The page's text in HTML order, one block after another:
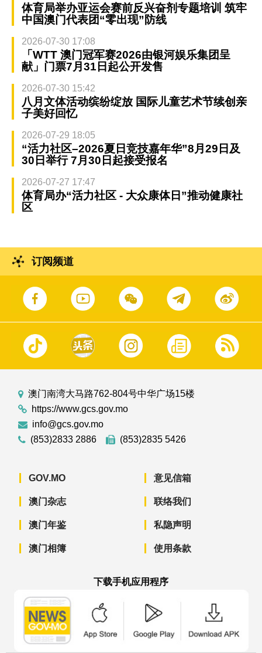
体育局举办亚运会赛前反兴奋剂专题培训 筑牢
中国澳门代表团“零出现”防线
2026-07-30 17:08
「WTT 澳门冠军赛2026由银河娱乐集团呈
献」门票7月31日起公开发售
2026-07-30 15:42
八月文体活动缤纷绽放 国际儿童艺术节续创亲
子美好回忆
2026-07-29 18:05
“活力社区–2026夏日竞技嘉年华”8月29日及
30日举行 7月30日起接受报名
2026-07-27 17:47
体育局办“活力社区 - 大众康体日”推动健康社
区
订阅频道
澳门南湾大马路762-804号中华广场15楼
https://www.gcs.gov.mo
info@gcs.gov.mo
(853)2833 2886
(853)2835 5426
GOV.MO
澳门杂志
澳门年鉴
澳门相簿
意见信箱
联络我们
私隐声明
使用条款
下载手机应用程序